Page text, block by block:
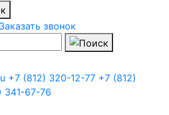
Заказать звонок
+7 (812) 320-12-77 +7 (812)
341-67-76